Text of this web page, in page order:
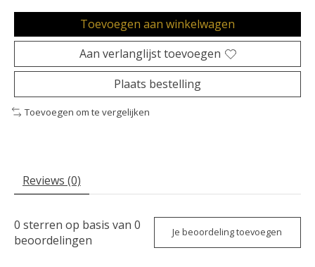
Toevoegen aan winkelwagen
Aan verlanglijst toevoegen
Plaats bestelling
Toevoegen om te vergelijken
Reviews (0)
0 sterren op basis van 0
beoordelingen
Je beoordeling toevoegen